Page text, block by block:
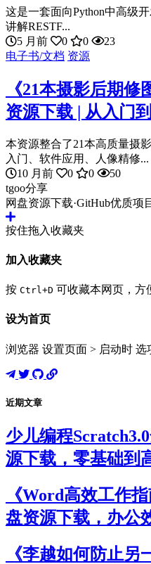
这是一套面向Python中高级
讲解RESTF...
5 月前
0 0
23
电子书/文档 资源
《21本摄影后期
资源下载 | 从入门
本资源整合了21本高质量摄
入门、软件应用、人像精修...
10 月前
0 0
50
tgoo分享
网盘资源下载·GitHub优质项
按住拖入收藏夹
加入收藏夹
按 Ctrl+D 可收藏本网页，方
设为首页
浏览器 设置页面 > 启动时 选
近期文章
少儿编程
源下载，零基础到
《Word高效工作
盘资源下载，办公
《李越如何防止